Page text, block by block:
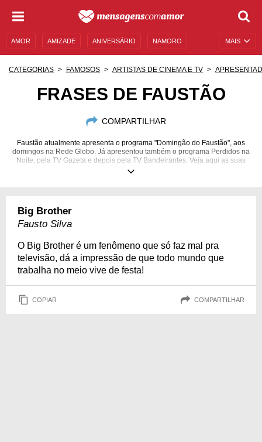
MAIS
AMOR AMIZADE ANIVERSÁRIO NAMORO
CATEGORIAS FAMOSOS ARTISTAS DE CINEMA E TV
FRASES DE FAUSTÃO
COMPARTILHAR
Faustão atualmente apresenta o programa "Domingão do Faustão", aos
domingos na Rede Globo. Já apresentou também o programa Perdidos na
Noite, pela TV Gazeta e depois pela TV Bandeirantes. Veja aqui as suas
frases mais famosas e conheça um pouco mais sobre essa figura da TV
Big Brother
Fausto Silva
O Big Brother é um fenômeno que só faz mal pra
televisão, dá a impressão de que todo mundo que
trabalha no meio vive de festa!
COPIAR COMPARTILHAR